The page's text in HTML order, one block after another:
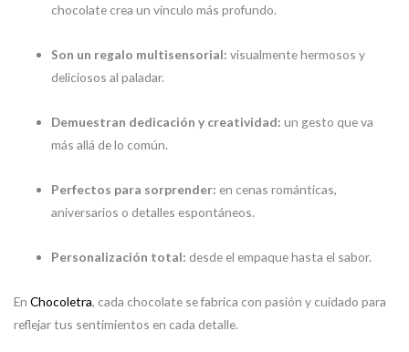
chocolate crea un vínculo más profundo.
Son un regalo multisensorial: visualmente hermosos y
deliciosos al paladar.
Demuestran dedicación y creatividad: un gesto que va
más allá de lo común.
Perfectos para sorprender: en cenas románticas,
aniversarios o detalles espontáneos.
Personalización total: desde el empaque hasta el sabor.
En Chocoletra, cada chocolate se fabrica con pasión y cuidado para
reflejar tus sentimientos en cada detalle.